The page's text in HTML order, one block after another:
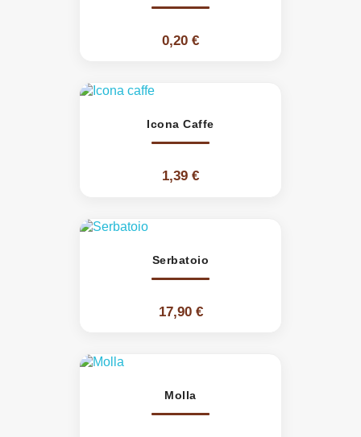
0,20 €
Icona Caffe
1,39 €
Serbatoio
17,90 €
Molla